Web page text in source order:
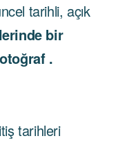
tarihli, açık
bir
.
tarihleri